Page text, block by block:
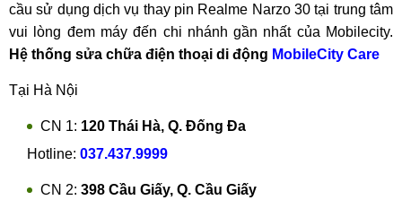
cầu sử dụng dịch vụ thay pin Realme Narzo 30 tại trung tâm
vui lòng đem máy đến chi nhánh gần nhất của Mobilecity.
Hệ thống sửa chữa điện thoại di động MobileCity Care
Tại Hà Nội
CN 1: 120 Thái Hà, Q. Đống Đa
Hotline: 037.437.9999
CN 2: 398 Cầu Giấy, Q. Cầu Giấy